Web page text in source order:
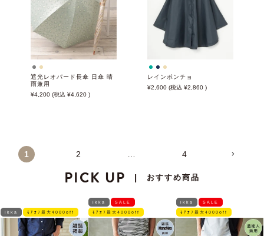
遮光レオパード長傘 日傘 晴
雨兼用
4,200
4,620
レインポンチョ
2,600
2,860
1 2 … 4
PICK UP | おすすめ商品
ikka ﾓｱｵﾌ最大4000off
ikka SALE
ﾓｱｵﾌ最大4000off
ikka SALE
ﾓｱｵﾌ最大4000off